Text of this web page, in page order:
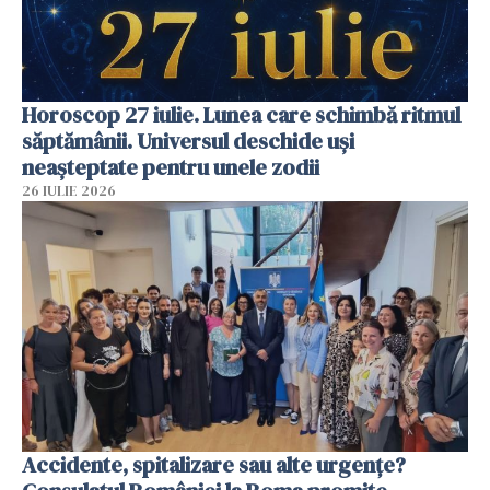
Horoscop 27 iulie. Lunea care schimbă ritmul
săptămânii. Universul deschide uși
neașteptate pentru unele zodii
26 IULIE 2026
Accidente, spitalizare sau alte urgențe?